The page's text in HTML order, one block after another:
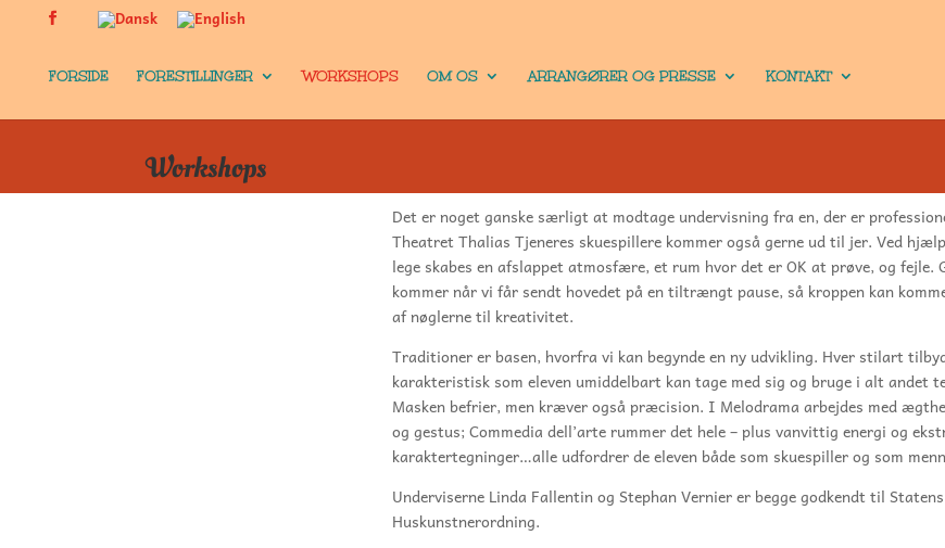
FORSIDE FORESTILLINGER WORKSHOPS OM OS ARRANGØRER OG PRESSE KONTAKT
Workshops
Det er noget ganske særligt at modtage undervisning fra en, der er
Theatret Thalias Tjeneres skuespillere kommer også gerne ud til jer. Ved
lege skabes en afslappet atmosfære, et rum hvor det er OK at prøve, og fejle.
kommer når vi får sendt hovedet på en tiltrængt pause, så kroppen kan
af nøglerne til kreativitet.
Traditioner er basen, hvorfra vi kan begynde en ny udvikling. Hver stilart
karakteristisk som eleven umiddelbart kan tage med sig og bruge i alt andet
Masken befrier, men kræver også præcision. I Melodrama arbejdes med
og gestus; Commedia dell’arte rummer det hele – plus vanvittig energi og
karaktertegninger…alle udfordrer de eleven både som skuespiller og som
Underviserne Linda Fallentin og Stephan Vernier er begge godkendt til
Huskunstnerordning.